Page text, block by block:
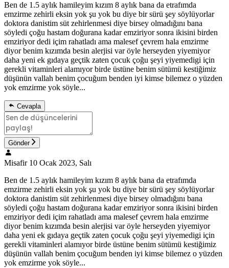
Ben de 1.5 aylık hamileyim kızım 8 aylık bana da etrafımda
emzirme zehirli eksin yok şu yok bu diye bir sürü şey söylüyorlar
doktora danistim süt zehirlenmesi diye birsey olmadığını bana
söyledi çoğu hastam doğurana kadar emziriyor sonra ikisini birden
emziriyor dedi içim rahatladı ama malesef çevrem hala emzirme
diyor benim kızımda besin alerjisi var öyle herseyden yiyemiyor
daha yeni ek gıdaya geçtik zaten çocuk çoğu şeyi yiyemedigi için
gerekli vitaminleri alamıyor birde üstüne benim sütümü kestiğimiz
düşünün vallah benim çocuğum benden iyi kimse bilemez o yüzden
yok emzirme yok söyle...
Cevapla
Gönder
Misafir 10 Ocak 2023, Salı
Ben de 1.5 aylık hamileyim kızım 8 aylık bana da etrafımda
emzirme zehirli eksin yok şu yok bu diye bir sürü şey söylüyorlar
doktora danistim süt zehirlenmesi diye birsey olmadığını bana
söyledi çoğu hastam doğurana kadar emziriyor sonra ikisini birden
emziriyor dedi içim rahatladı ama malesef çevrem hala emzirme
diyor benim kızımda besin alerjisi var öyle herseyden yiyemiyor
daha yeni ek gıdaya geçtik zaten çocuk çoğu şeyi yiyemedigi için
gerekli vitaminleri alamıyor birde üstüne benim sütümü kestiğimiz
düşünün vallah benim çocuğum benden iyi kimse bilemez o yüzden
yok emzirme yok söyle...